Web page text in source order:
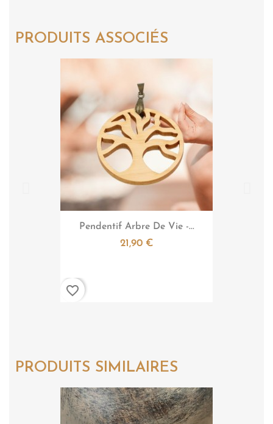
PRODUITS ASSOCIÉS
Aperçu rapide
Pendentif Arbre De Vie -...
21,90 €
favorite_border
PRODUITS SIMILAIRES